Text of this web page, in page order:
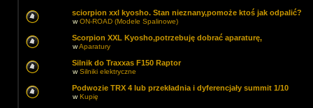
sciorpion xxl kyosho. Stan nieznany,pomoże ktoś jak odpalić?
wON-ROAD (Modele Spalinowe)
Scorpion XXL Kyosho,potrzebuję dobrać aparaturę,
wAparatury
Silnik do Traxxas F150 Raptor
wSilniki elektryczne
Podwozie TRX 4 lub przekładnia i dyferencjały summit 1/10
wKupię